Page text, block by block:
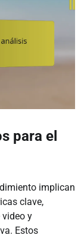
para el
implican
clave,
y
Estos